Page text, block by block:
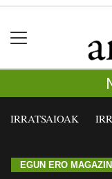
IRRATSAIOAK
EGUN ERO